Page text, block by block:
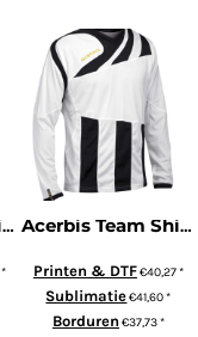
Acerbis Team Shirt Mira (Korte Mouw) *uitlopend product - laatste seizoen*
*
Acerbis Team Shirt Mira (Lange Mouw) *uitlopend product - laatste seizoen*
Printen & DTF€40,27*
Sublimatie€41,60*
Borduren €37,73*